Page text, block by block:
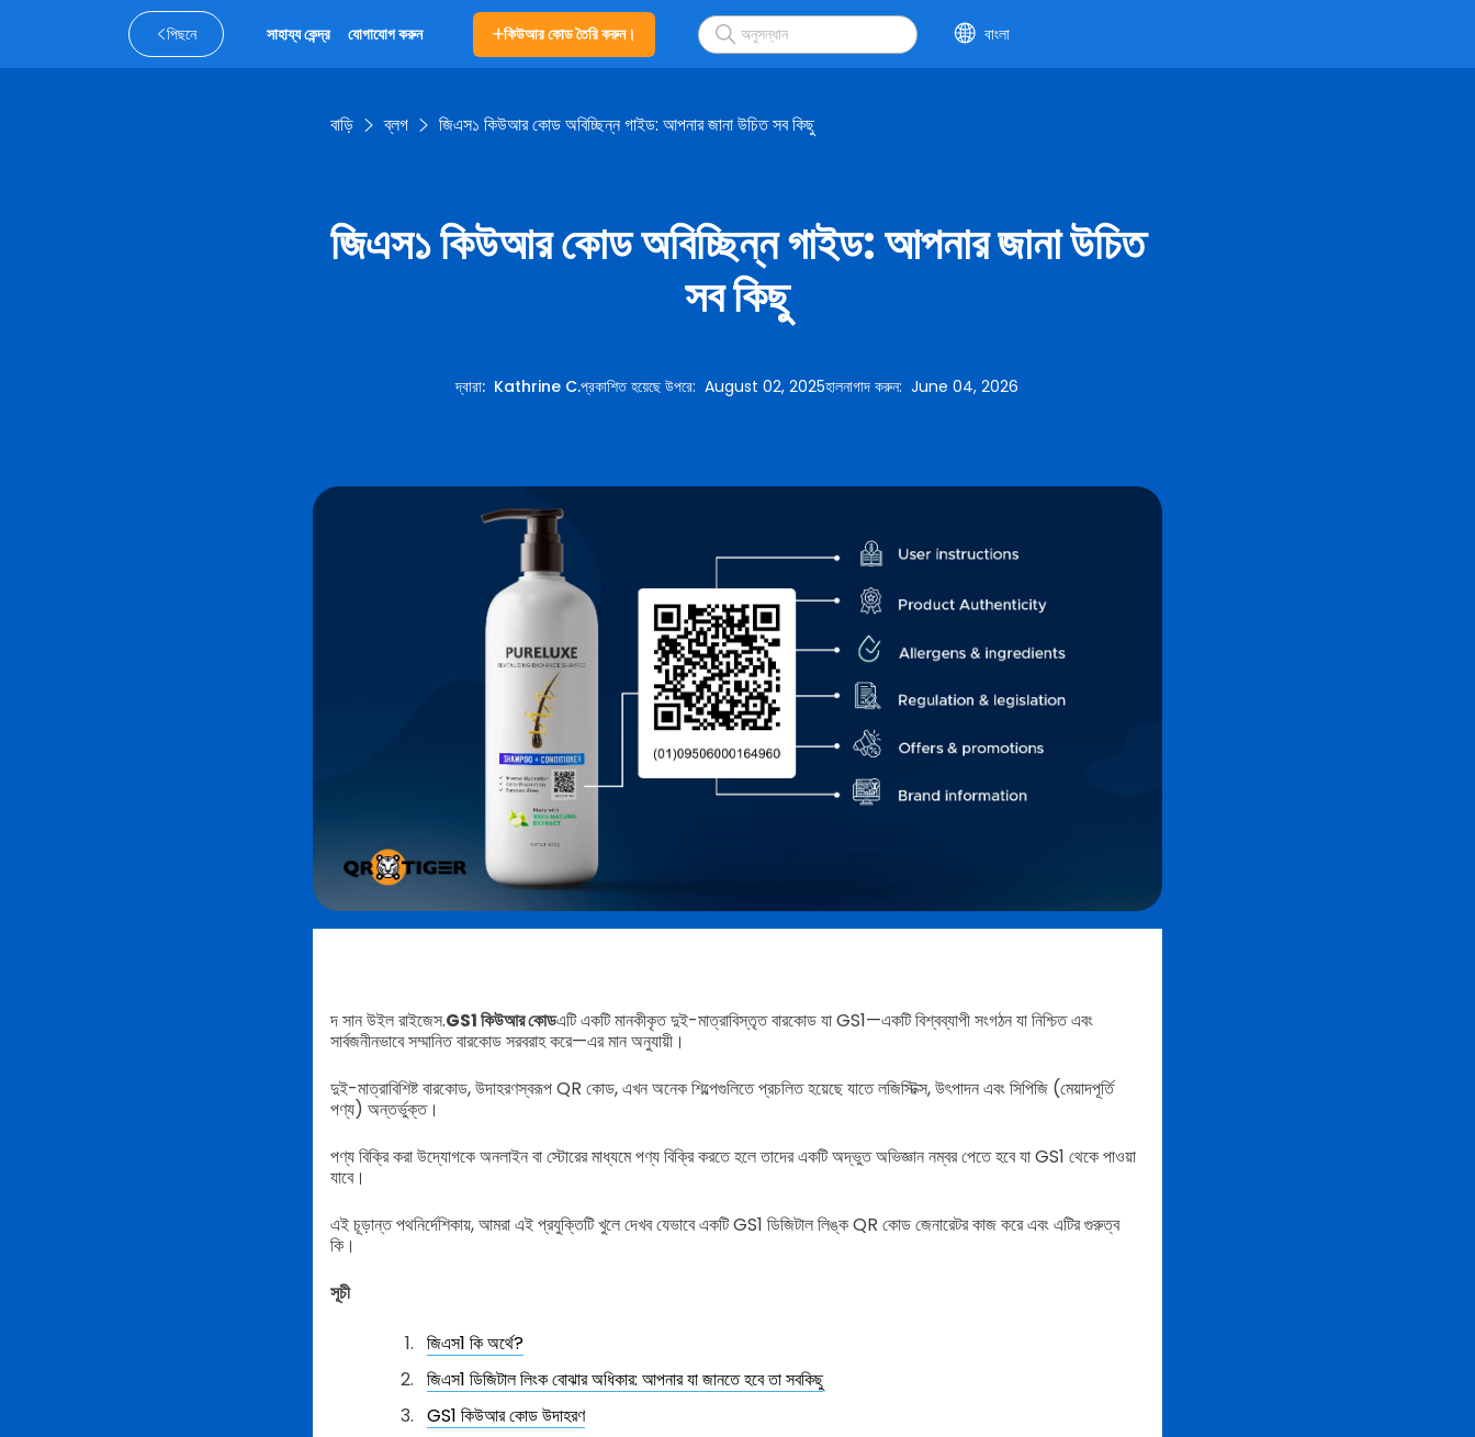
পিছনে সাহায্য কেন্দ্র যোগাযোগ করুন কিউআর কোড তৈরি করুন। বাংলা
বাড়ি ব্লগ জিএস১ কিউআর কোড অবিচ্ছিন্ন গাইড: আপনার জানা উচিত সব কিছু
জিএস১ কিউআর কোড অবিচ্ছিন্ন গাইড: আপনার জানা উচিত
সব কিছু
দ্বারা: Kathrine C.প্রকাশিত হয়েছে উপরে:August 02, 2025হালনাগাদ করুন:June 04, 2026
দ সান উইল রাইজেস.GS1 কিউআর কোডএটি একটি মানকীকৃত দুই-মাত্রাবিস্তৃত বারকোড যা GS1—একটি বিশ্বব্যাপী সংগঠন যা নিশ্চিত এবং
সার্বজনীনভাবে সম্মানিত বারকোড সরবরাহ করে—এর মান অনুযায়ী।
দুই-মাত্রাবিশিষ্ট বারকোড, উদাহরণস্বরূপ QR কোড, এখন অনেক শিল্পেগুলিতে প্রচলিত হয়েছে যাতে লজিস্টিক্স, উৎপাদন এবং সিপিজি (মেয়াদপূর্তি
পণ্য) অন্তর্ভুক্ত।
পণ্য বিক্রি করা উদ্যোগকে অনলাইন বা স্টোরের মাধ্যমে পণ্য বিক্রি করতে হলে তাদের একটি অদ্ভুত অভিজ্ঞান নম্বর পেতে হবে যা GS1 থেকে পাওয়া
যাবে।
এই চূড়ান্ত পথনির্দেশিকায়, আমরা এই প্রযুক্তিটি খুলে দেখব যেভাবে একটি GS1 ডিজিটাল লিঙ্ক QR কোড জেনারেটর কাজ করে এবং এটির গুরুত্ব
কি।
সূচী
জিএস1 কি অর্থে?
জিএস1 ডিজিটাল লিংক বোঝার অধিকার: আপনার যা জানতে হবে তা সবকিছু
GS1 কিউআর কোড উদাহরণ